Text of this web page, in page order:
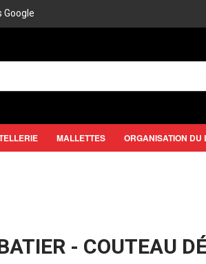
Google
MALLETTES ORGANISATION DU
- COUTEAU